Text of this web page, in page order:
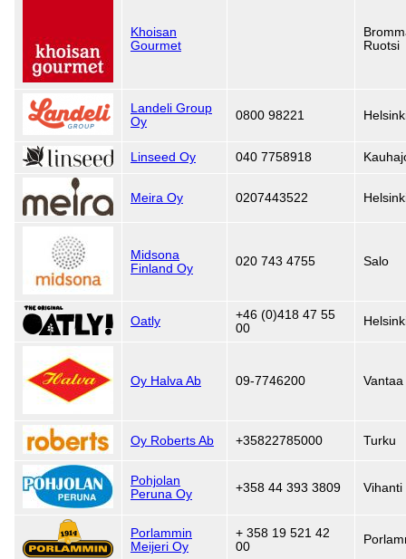
Khoisan
Gourmet
Ruotsi
Landeli Group
Oy
0800 98221
Linseed Oy 040 7758918
Meira Oy 0207443522
Midsona
Finland Oy
020 743 4755 Salo
Oatly
+46 (0)418 47 55
00
Oy Halva Ab 09-7746200 Vantaa
Oy Roberts Ab +35822785000 Turku
Pohjolan
Peruna Oy
+358 44 393 3809 Vihanti
Porlammin
Meijeri Oy
+ 358 19 521 42
00